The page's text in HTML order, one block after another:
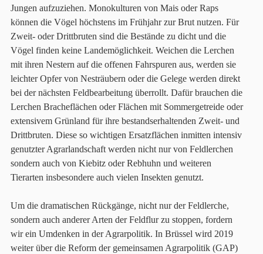
Jungen aufzuziehen. Monokulturen von Mais oder Raps
können die Vögel höchstens im Frühjahr zur Brut nutzen. Für
Zweit- oder Drittbruten sind die Bestände zu dicht und die
Vögel finden keine Landemöglichkeit. Weichen die Lerchen
mit ihren Nestern auf die offenen Fahrspuren aus, werden sie
leichter Opfer von Nesträubern oder die Gelege werden direkt
bei der nächsten Feldbearbeitung überrollt. Dafür brauchen die
Lerchen Bracheflächen oder Flächen mit Sommergetreide oder
extensivem Grünland für ihre bestandserhaltenden Zweit- und
Drittbruten. Diese so wichtigen Ersatzflächen inmitten intensiv
genutzter Agrarlandschaft werden nicht nur von Feldlerchen
sondern auch von Kiebitz oder Rebhuhn und weiteren
Tierarten insbesondere auch vielen Insekten genutzt.
Um die dramatischen Rückgänge, nicht nur der Feldlerche,
sondern auch anderer Arten der Feldflur zu stoppen, fordern
wir ein Umdenken in der Agrarpolitik. In Brüssel wird 2019
weiter über die Reform der gemeinsamen Agrarpolitik (GAP)